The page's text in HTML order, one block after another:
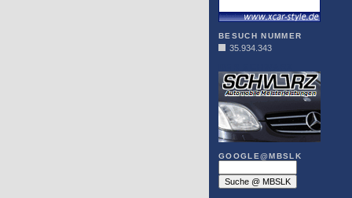
BESUCH NUMMER
35.934.343
GOOGLE@MBSLK